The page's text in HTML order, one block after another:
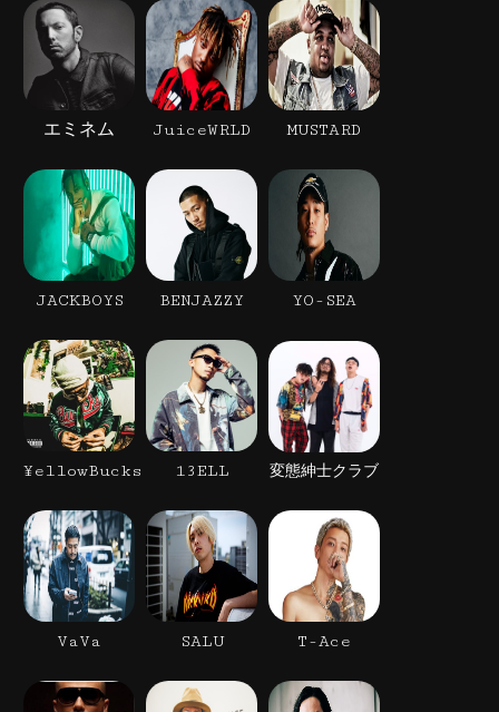
エミネム JuiceWRLD MUSTARD
JACKBOYS BENJAZZY YO-SEA
¥ellowBucks 13ELL 変態紳士クラブ
VaVa SALU T-Ace